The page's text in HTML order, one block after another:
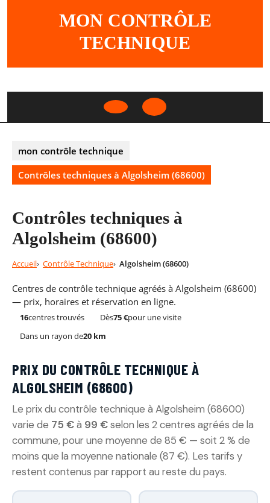
MON CONTRÔLE
TECHNIQUE
Open
mon contrôle technique
Contrôles techniques à Algolsheim (68600)
Contrôles techniques à
Algolsheim (68600)
Accueil Contrôle Technique Algolsheim (68600)
Centres de contrôle technique agréés à Algolsheim (68600)
— prix, horaires et réservation en ligne.
16centres trouvés Dès75 €pour une visite
Dans un rayon de20 km
PRIX DU CONTRÔLE TECHNIQUE À
ALGOLSHEIM (68600)
Le prix du contrôle technique à Algolsheim (68600)
varie de 75 €à 99 €selon les 2 centres agréés de la
commune, pour une moyenne de 85 € — soit 2 % de
moins que la moyenne nationale (87 €). Les tarifs y
restent contenus par rapport au reste du pays.